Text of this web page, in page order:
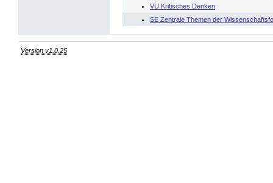
VU Kritisches Denken
SE Zentrale Themen der
Version v1.0.25